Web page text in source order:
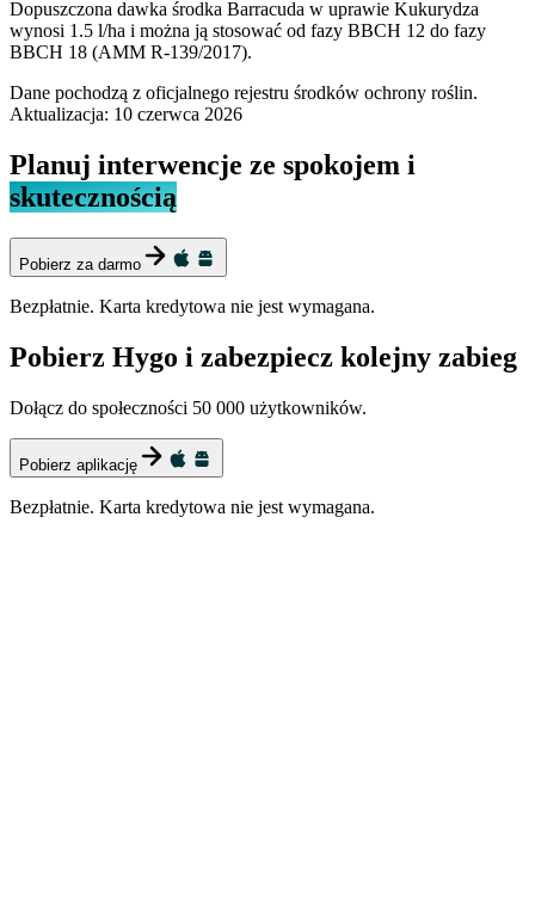
Dopuszczona dawka środka Barracuda w uprawie Kukurydza
wynosi 1.5 l/ha i można ją stosować od fazy BBCH 12 do fazy
BBCH 18 (AMM R-139/2017).
Dane pochodzą z oficjalnego rejestru środków ochrony roślin.
Aktualizacja: 10 czerwca 2026
Planuj interwencje ze spokojem i
skutecznością
Pobierz za darmo
Bezpłatnie. Karta kredytowa nie jest wymagana.
Pobierz Hygo i zabezpiecz kolejny zabieg
Dołącz do społeczności 50 000 użytkowników.
Pobierz aplikację
Bezpłatnie. Karta kredytowa nie jest wymagana.